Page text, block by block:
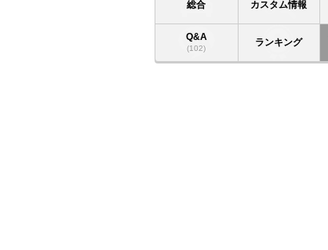
総合 カスタム情報
Q&A
(102) ランキング